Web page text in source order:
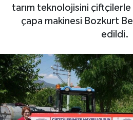
tarım teknolojisini
çapa makinesi Bozkurt
edildi.
Magazin
Spor
Eğitim